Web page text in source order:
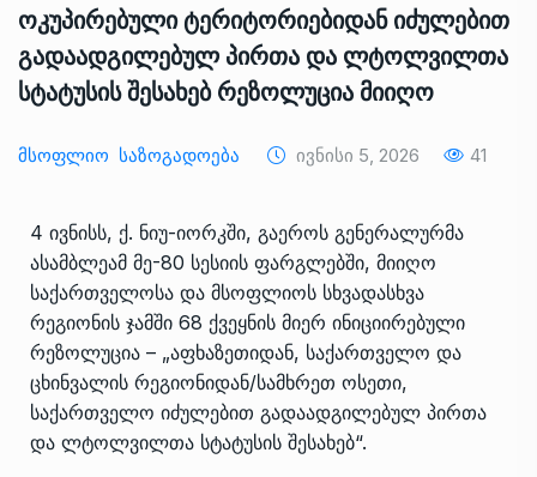
ოკუპირებული ტერიტორიებიდან იძულებით
გადაადგილებულ პირთა და ლტოლვილთა
სტატუსის შესახებ რეზოლუცია მიიღო
Მსოფლიო Საზოგადოება Ივნისი 5, 2026 41
4 ივნისს, ქ. ნიუ-იორკში, გაეროს გენერალურმა
ასამბლეამ მე-80 სესიის ფარგლებში, მიიღო
საქართველოსა და მსოფლიოს სხვადასხვა
რეგიონის ჯამში 68 ქვეყნის მიერ ინიციირებული
რეზოლუცია – „აფხაზეთიდან, საქართველო და
ცხინვალის რეგიონიდან/სამხრეთ ოსეთი,
საქართველო იძულებით გადაადგილებულ პირთა
და ლტოლვილთა სტატუსის შესახებ“.